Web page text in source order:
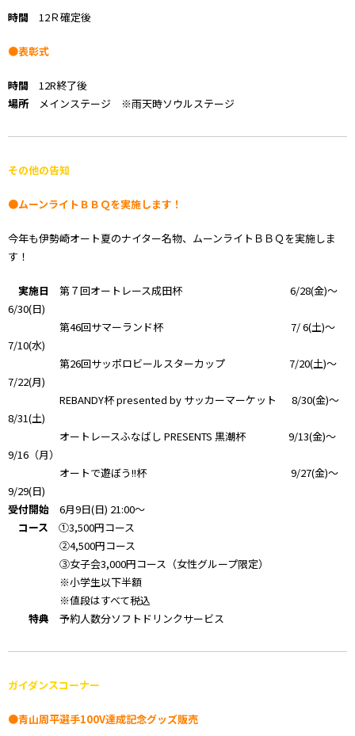
時間 12Ｒ確定後
●表彰式
時間 12R終了後
場所メインステージ ※雨天時ソウルステージ
その他の告知
●ムーンライトＢＢＱを実施します！
今年も伊勢崎オート夏のナイター名物、ムーンライトＢＢＱを実施しま
す！
実施日
第７回オートレース成田杯 6/28(金)～
6/30(日)
第46回サマーランド杯 7/ 6(土)～
7/10(水)
第26回サッポロビールスターカップ 7/20(土)～
7/22(月)
REBANDY杯 presented by サッカーマーケット 8/30(金)～
8/31(土)
オートレースふなばし PRESENTS 黒潮杯 9/13(金)～
9/16（月）
オートで遊ぼう!!杯 9/27(金)～
9/29(日)
受付開始 6月9日(日) 21:00～
コース ①3,500円コース
②4,500円コース
③女子会3,000円コース（女性グループ限定）
※小学生以下半額
※値段はすべて税込
特典 予約人数分ソフトドリンクサービス
ガイダンスコーナー
●青山周平選手100V達成記念グッズ販売